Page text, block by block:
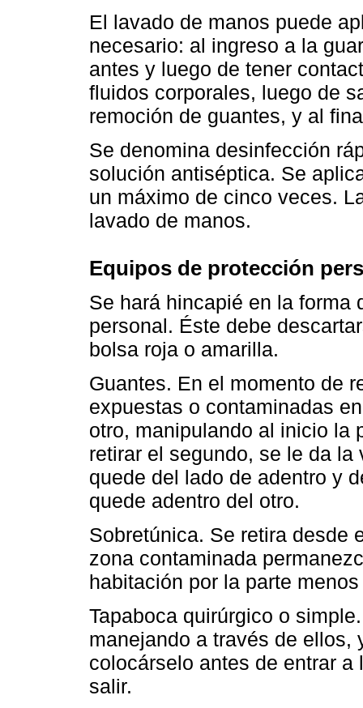
El lavado de manos puede
necesario: al ingreso a la
antes y luego de tener
fluidos corporales, luego de
remoción de guantes, y al
Se denomina desinfección
solución antiséptica. Se
un máximo de cinco veces.
lavado de manos.
Equipos de protección
Se hará hincapié en la forma
personal. Éste debe
bolsa roja o amarilla.
Guantes. En el momento de
expuestas o contaminadas
otro, manipulando al inicio la
retirar el segundo, se le da
quede del lado de adentro y
quede adentro del otro.
Sobretúnica. Se retira desde
zona contaminada
habitación por la parte
Tapaboca quirúrgico o
manejando a través de ellos,
colocárselo antes de entrar
salir.